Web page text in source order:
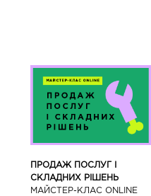
ПРОДАЖ ПОСЛУГ І
СКЛАДНИХ РІШЕНЬ
МАЙСТЕР-КЛАС ONLINE